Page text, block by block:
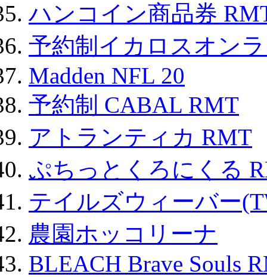
ハンコイン商品券
予約制イカロスオン
Madden NFL 20
予約制 CABAL RMT
アトランティカ RMT
ぷちっとくろにくる
テイルズウィーバー
農園ホッコリーナ
BLEACH Brave Souls